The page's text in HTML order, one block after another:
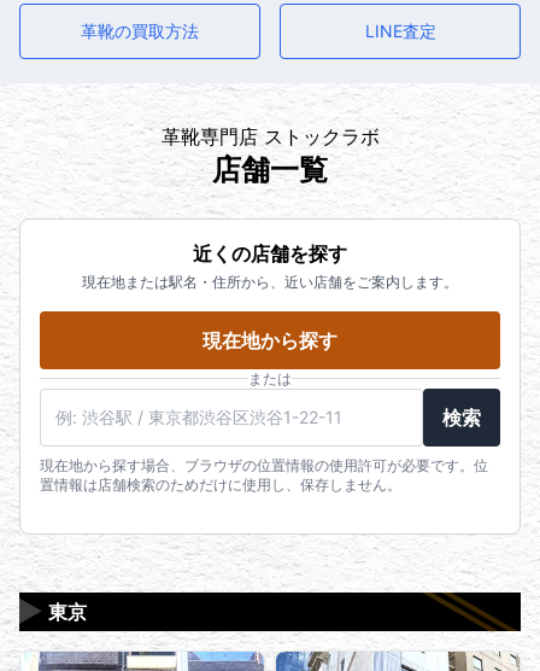
革靴の買取方法 LINE査定
革靴専門店 ストックラボ
店舗一覧
近くの店舗を探す
現在地または駅名・住所から、近い店舗をご案内します。
現在地から探す
または
検索
現在地から探す場合、ブラウザの位置情報の使用許可が必要です。位
置情報は店舗検索のためだけに使用し、保存しません。
東京
▶